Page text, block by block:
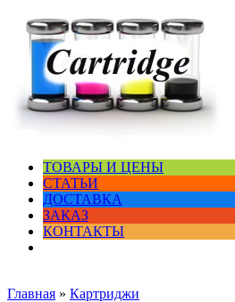
ТОВАРЫ И ЦЕНЫ
СТАТЬИ
ДОСТАВКА
ЗАКАЗ
КОНТАКТЫ
Главная » Картриджи